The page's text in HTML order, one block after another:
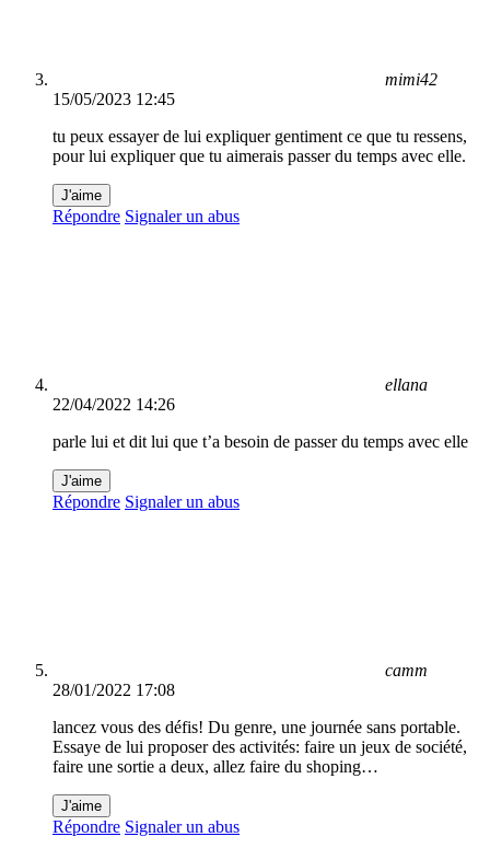
mimi42
15/05/2023 12:45
tu peux essayer de lui expliquer gentiment ce que tu ressens,
pour lui expliquer que tu aimerais passer du temps avec elle.
J'aime
Répondre Signaler un abus
ellana
22/04/2022 14:26
parle lui et dit lui que t’a besoin de passer du temps avec elle
J'aime
Répondre Signaler un abus
camm
28/01/2022 17:08
lancez vous des défis! Du genre, une journée sans portable.
Essaye de lui proposer des activités: faire un jeux de société,
faire une sortie a deux, allez faire du shoping…
J'aime
Répondre Signaler un abus